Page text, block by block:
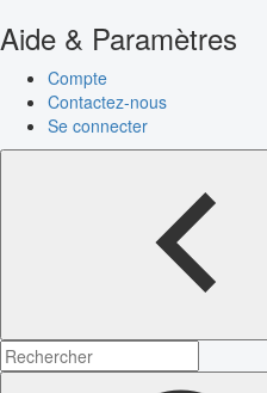
Aide & Paramètres
Compte
Contactez-nous
Se connecter